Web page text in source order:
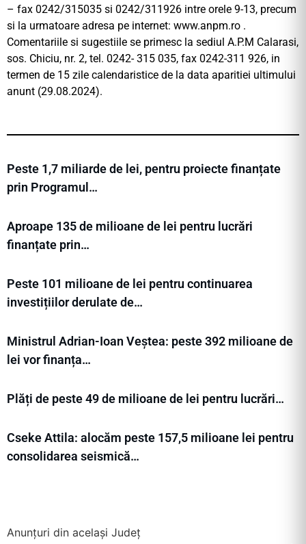
– fax 0242/315035 si 0242/311926 intre orele 9-13, precum
si la urmatoare adresa pe internet: www.anpm.ro .
Comentariile si sugestiile se primesc la sediul A.P.M Calarasi,
sos. Chiciu, nr. 2, tel. 0242- 315 035, fax 0242-311 926, in
termen de 15 zile calendaristice de la data aparitiei ultimului
anunt (29.08.2024).
Peste 1,7 miliarde de lei, pentru proiecte finanțate
prin Programul…
Aproape 135 de milioane de lei pentru lucrări
finanțate prin…
Peste 101 milioane de lei pentru continuarea
investițiilor derulate de…
Ministrul Adrian-Ioan Veștea: peste 392 milioane de
lei vor finanța…
Plăți de peste 49 de milioane de lei pentru lucrări…
Cseke Attila: alocăm peste 157,5 milioane lei pentru
consolidarea seismică…
Anunțuri din același Județ